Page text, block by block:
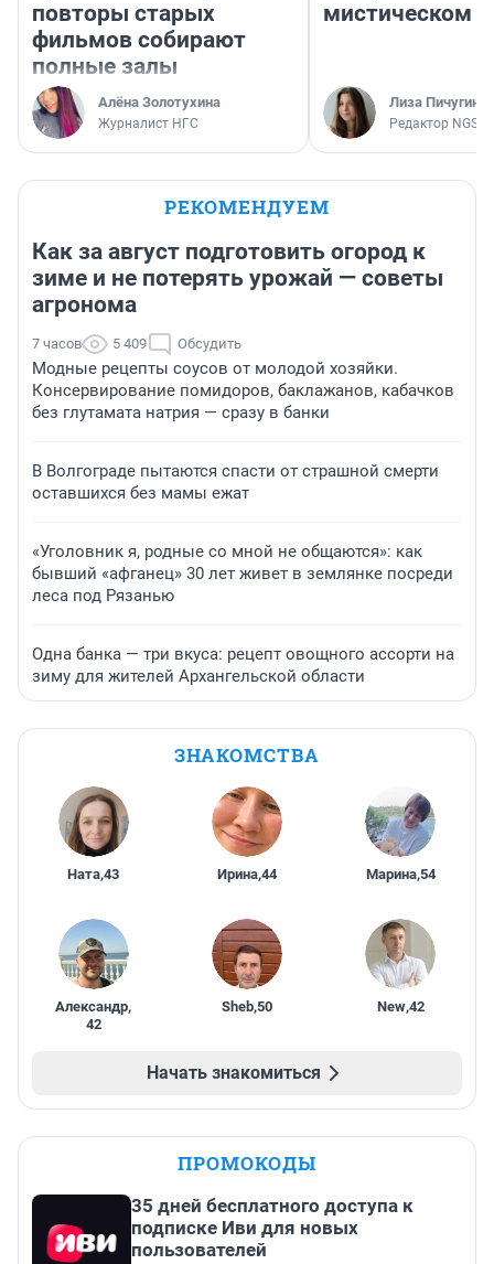
повторы старых
фильмов собирают
полные залы
Алёна Золотухина
Журналист НГС
мистическом
Лиза Пичугина
Редактор
РЕКОМЕНДУЕМ
Как за август подготовить огород к
зиме и не потерять урожай — советы
агронома
7 часов 5 409 Обсудить
Модные рецепты соусов от молодой хозяйки.
Консервирование помидоров, баклажанов, кабачков
без глутамата натрия — сразу в банки
В Волгограде пытаются спасти от страшной смерти
оставшихся без мамы ежат
«Уголовник я, родные со мной не общаются»: как
бывший «афганец» 30 лет живет в землянке посреди
леса под Рязанью
Одна банка — три вкуса: рецепт овощного ассорти на
зиму для жителей Архангельской области
ЗНАКОМСТВА
Ната,43 Ирина,44 Марина,54
Александр,
42
Sheb,50 New,42
Начать знакомиться
ПРОМОКОДЫ
35 дней бесплатного доступа к
подписке Иви для новых
пользователей